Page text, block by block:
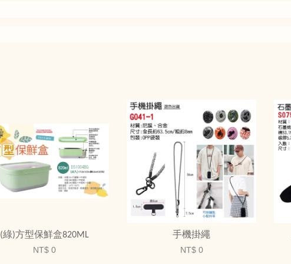
(綠)方型保鮮盒820ML
NT$ 0
手機掛繩
NT$ 0